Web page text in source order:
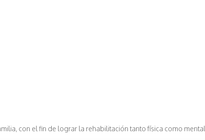
con el fin de lograr la rehabilitación tanto física como mental.